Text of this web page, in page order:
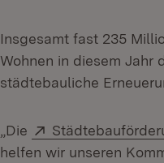
Insgesamt fast 235
Wohnen in diesem Jahr
städtebauliche
„Die Extern:
helfen wir unseren